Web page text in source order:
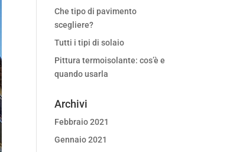
Che tipo di pavimento
scegliere?
Tutti i tipi di solaio
Pittura termoisolante: cos’è e
quando usarla
Archivi
Febbraio 2021
Gennaio 2021